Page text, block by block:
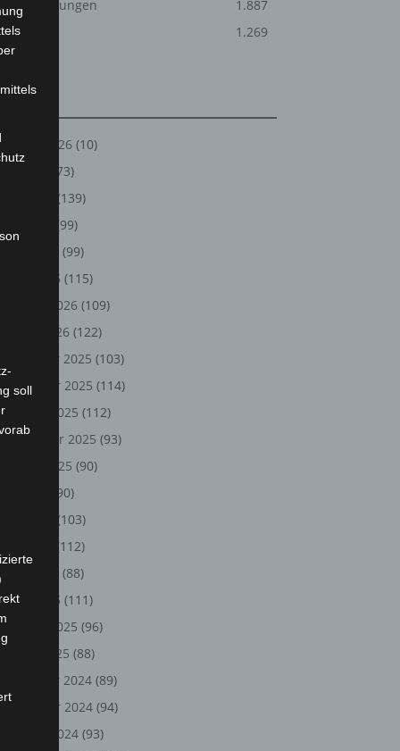
1.887
1.269
2026 (10)
(73)
(139)
(99)
(99)
März 2026 (115)
Februar 2026 (109)
Januar 2026 (122)
Dezember 2025 (103)
2025 (114)
2025 (112)
September 2025 (93)
August 2025 (90)
(90)
(103)
(112)
2025
(88)
März 2025 (111)
2025 (96)
Januar 2025 (88)
Dezember 2024 (89)
2024 (94)
Oktober 2024 (93)
soll